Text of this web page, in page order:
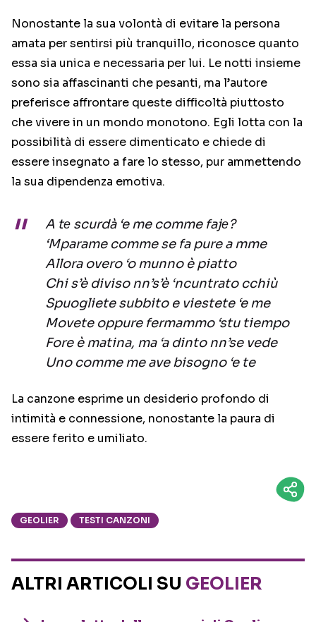
Nonostante la sua volontà di evitare la persona
amata per sentirsi più tranquillo, riconosce quanto
essa sia unica e necessaria per lui. Le notti insieme
sono sia affascinanti che pesanti, ma l’autore
preferisce affrontare queste difficoltà piuttosto
che vivere in un mondo monotono. Egli lotta con la
possibilità di essere dimenticato e chiede di
essere insegnato a fare lo stesso, pur ammettendo
la sua dipendenza emotiva.
A tе scurdà ‘e me comme fajе?
‘Mparame comme se fa pure a mme
Allora overo ‘o munno è piatto
Chi s’è diviso nn’s’è ‘ncuntrato cchiù
Spuogliete subbito e viestete ‘e me
Movete oppure fermammo ‘stu tiempo
Fore è matina, ma ‘a dinto nn’se vede
Uno comme me ave bisogno ‘e te
La canzone esprime un desiderio profondo di
intimità e connessione, nonostante la paura di
essere ferito e umiliato.
GEOLIER TESTI CANZONI
ALTRI ARTICOLI SU GEOLIER